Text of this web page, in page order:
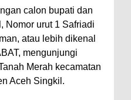
calon bupati dan
Nomor urut 1 Safriadi
atau lebih dikenal
mengunjungi
Merah kecamatan
Aceh Singkil.